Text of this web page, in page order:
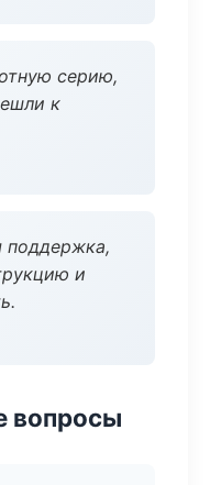
серию,
к
поддержка,
и
вопросы